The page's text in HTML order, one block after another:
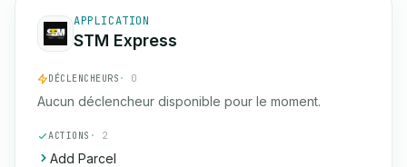
APPLICATION
STM Express
DÉCLENCHEURS · 0
Aucun déclencheur disponible pour le moment.
ACTIONS · 2
Add Parcel